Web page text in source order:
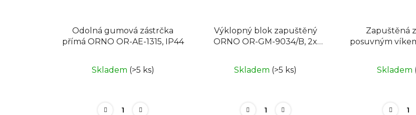
Odolná gumová zástrčka
přímá ORNO OR-AE-1315, IP44
Skladem (>5 ks)
Výklopný blok zapuštěný
ORNO OR-GM-9034/B, 2x
Skladem (>5 ks)
Zapuštěná
posuvným
Skladem